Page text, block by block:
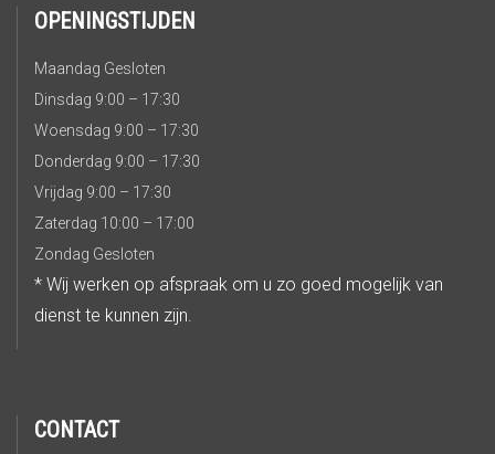
OPENINGSTIJDEN
Maandag Gesloten
Dinsdag 9:00 – 17:30
Woensdag 9:00 – 17:30
Donderdag 9:00 – 17:30
Vrijdag 9:00 – 17:30
Zaterdag 10:00 – 17:00
Zondag Gesloten
* Wij werken op afspraak om u zo goed mogelijk van
dienst te kunnen zijn.
CONTACT